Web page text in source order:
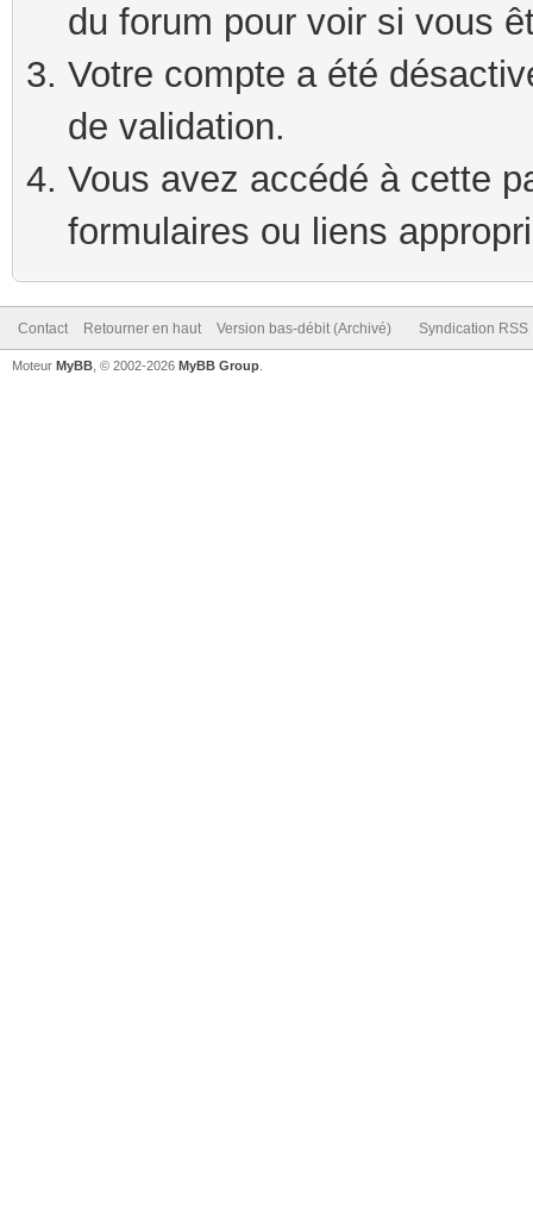
du forum pour voir si vous
Votre compte a été
de validation.
Vous avez accédé à cette
formulaires ou liens
Contact Retourner en haut Version bas-débit (Archivé) Syndication RSS
Moteur MyBB , © 2002-2026 MyBB Group